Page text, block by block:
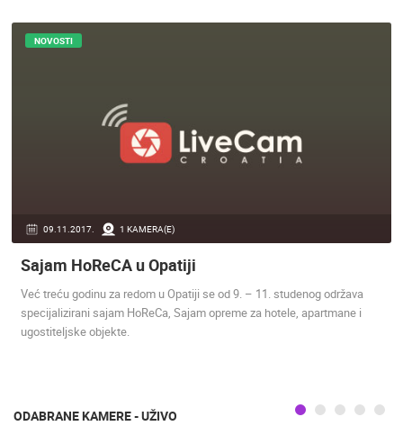
09.11.2017. 1 KAMERA(E)
NOVOSTI
Sajam HoReCA u Opatiji
Već treću godinu za redom u Opatiji se od 9. – 11. studenog održava
specijalizirani sajam HoReCa, Sajam opreme za hotele, apartmane i
ugostiteljske objekte.
ODABRANE KAMERE - UŽIVO